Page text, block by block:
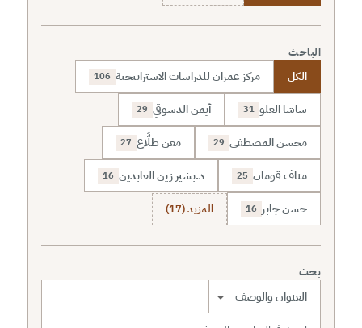
الباحث
الكل مركز عمران للدراسات الاستراتيجية 106
ساشا العلو 31 أيمن الدسوقي 29
محسن المصطفى 29 معن طلَّاع 27
مناف قومان 25 د.بشير زين العابدين 16
حسن جابر 16 المزيد (17)
بحث